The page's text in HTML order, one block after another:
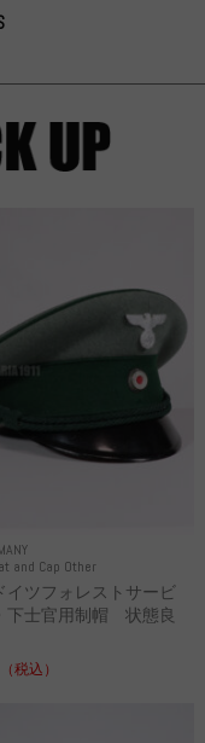
and Cap Other
ツフォレストサービ
士官用制帽 状態良
（税込）